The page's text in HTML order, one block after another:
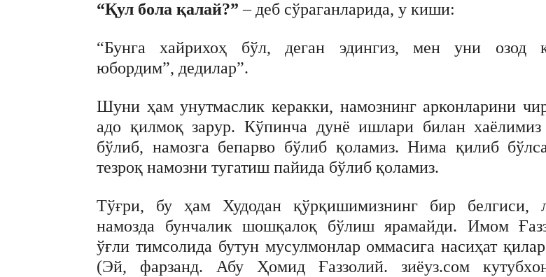
“Қул бола қалай?” – деб сўраганларида, у киши:
“Бунга хайрихоҳ бўл, деган эдингиз, мен уни озод
юбордим”, дедилар”.
Шуни ҳам унутмаслик керакки, намознинг арконларини
адо қилмоқ зарур. Кўпинча дунё ишлари билан
бўлиб, намозга бепарво бўлиб қоламиз. Нима қилиб
тезроқ намозни тугатиш пайида бўлиб қоламиз.
Тўғри, бу ҳам Худодан қўрқишимизнинг бир белгиси,
намозда бунчалик шошқалоқ бўлиш ярамайди. Имом
ўғли тимсолида бутун мусулмонлар оммасига насиҳат
(Эй, фарзанд. Абу Ҳомид Ғаззолий. зиёуз.сом